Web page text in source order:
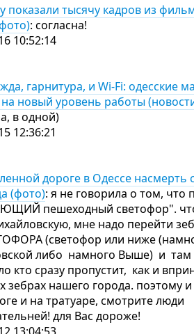
показали тысячу кадров из
: согласна!
10:52:14
гарнитура, и Wi-Fi: одесские
новый уровень работы
в одной)
12:36:21
дороге в Одессе насмерть
(фото): я не говорила о том, что
пешеходный светофор".
мне надо перейти
(светофор или ниже
либо намного Выше) и там
кто сразу пропустит, как и
зебрах нашего города. поэтому
и на тратуаре, смотрите люди
для Вас дороже!